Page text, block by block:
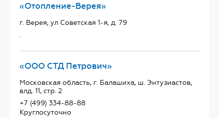
«Отопление-Верея»
г. Верея, ул Советская 1-я, д. 79
.
«ООО СТД Петрович»
Московская область, г. Балашиха, ш. Энтузиастов,
влд. 11, стр. 2
+7 (499) 334-88-88
Круглосуточно